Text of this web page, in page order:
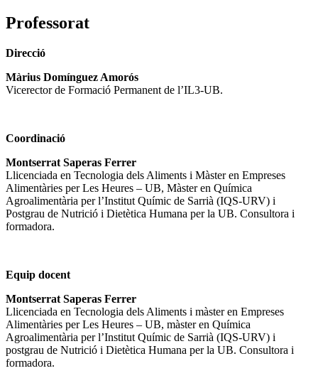
Professorat
Direcció
Màrius Domínguez Amorós
Vicerector de Formació Permanent de l’IL3-UB.
Coordinació
Montserrat Saperas Ferrer
Llicenciada en Tecnologia dels Aliments i Màster en Empreses
Alimentàries per Les Heures – UB, Màster en Química
Agroalimentària per l’Institut Químic de Sarrià (IQS-URV) i
Postgrau de Nutrició i Dietètica Humana per la UB. Consultora i
formadora.
Equip docent
Montserrat Saperas Ferrer
Llicenciada en Tecnologia dels Aliments i màster en Empreses
Alimentàries per Les Heures – UB, màster en Química
Agroalimentària per l’Institut Químic de Sarrià (IQS-URV) i
postgrau de Nutrició i Dietètica Humana per la UB. Consultora i
formadora.